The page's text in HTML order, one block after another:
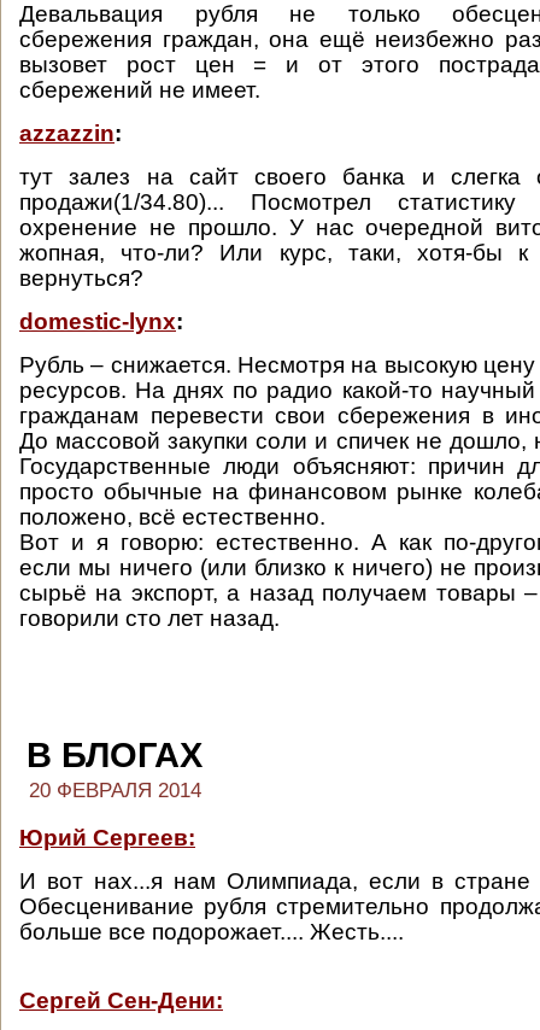
Девальвация рубля не только
сбережения граждан, она ещё неизбежно
вызовет рост цен = и от этого
сбережений не имеет.
azzazzin:
тут залез на сайт своего банка и слегка
продажи(1/34.80)... Посмотрел
охренение не прошло. У нас очередной
жопная, что-ли? Или курс, таки, хотя-бы
вернуться?
domestic-lynx:
Рубль – снижается. Несмотря на высокую
ресурсов. На днях по радио какой-то
гражданам перевести свои сбережения в
До массовой закупки соли и спичек не дошло,
Государственные люди объясняют: причин
просто обычные на финансовом рынке
положено, всё естественно.
Вот и я говорю: естественно. А как по-
если мы ничего (или близко к ничего) не
сырьё на экспорт, а назад получаем товары
говорили сто лет назад.
В БЛОГАХ
20 ФЕВРАЛЯ 2014
Юрий Сергеев:
И вот нах...я нам Олимпиада, если в стране
Обесценивание рубля стремительно
больше все подорожает.... Жесть....
Сергей Сен-Дени: